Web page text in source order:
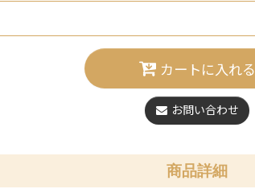
カートに入れる
お問い合わせ
商品詳細